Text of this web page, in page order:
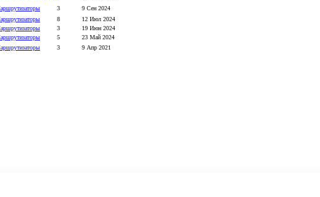
3
9 Сен 2024
8
12 Июл 2024
3
19 Июн 2024
5
23 Май 2024
3
9 Апр 2021